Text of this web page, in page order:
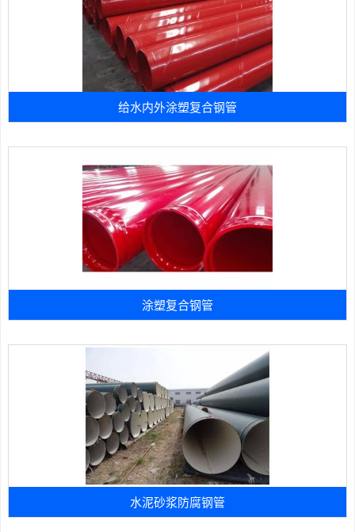
给水内外涂塑复合钢管
涂塑复合钢管
水泥砂浆防腐钢管